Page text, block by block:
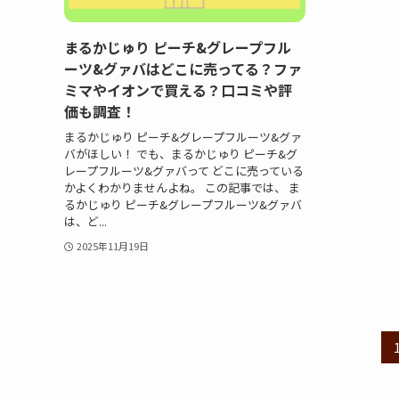
まるかじゅり ピーチ&グレープフル
ーツ&グァバはどこに売ってる？ファ
ミマやイオンで買える？口コミや評
価も調査！
まるかじゅり ピーチ&グレープフルーツ&グァ
バがほしい！ でも、まるかじゅり ピーチ&グ
レープフルーツ&グァバって どこに売っている
かよくわかりませんよね。 この記事では、 ま
るかじゅり ピーチ&グレープフルーツ&グァバ
は、ど...
2025年11月19日
1